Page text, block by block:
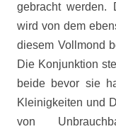
gebracht
wird von dem
diesem Vollmond
Die Konjunktion
beide bevor sie
Kleinigkeiten und
von